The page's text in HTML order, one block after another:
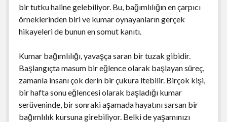
bir tutku haline gelebiliyor. Bu, bağımlılığın en çarpıcı
örneklerinden biri ve kumar oynayanların gerçek
hikayeleri de bunun en somut kanıtı.
Kumar bağımlılığı, yavaşça saran bir tuzak gibidir.
Başlangıçta masum bir eğlence olarak başlayan süreç,
zamanla insanı çok derin bir çukura itebilir. Birçok kişi,
bir hafta sonu eğlencesi olarak başladığı kumar
serüveninde, bir sonraki aşamada hayatını sarsan bir
bağımlılık kursuna girebiliyor. Belki de yaşamınızı